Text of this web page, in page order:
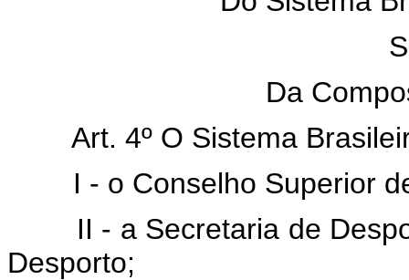
Da
Art. 4º O Sistema
I - o Conselho Superior
II - a Secretaria de
Desporto;